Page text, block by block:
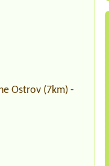
Ostrov (7km) -